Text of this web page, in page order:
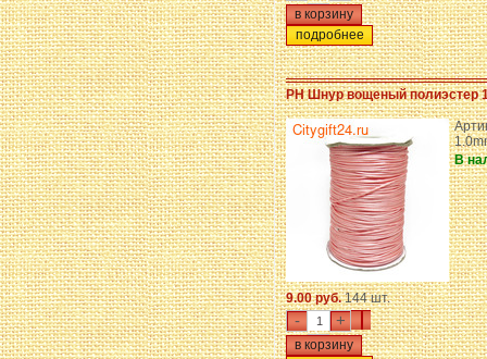
подробнее
PH Шнур вощеный полиэстер
В
9.00 руб.144 шт.
- +